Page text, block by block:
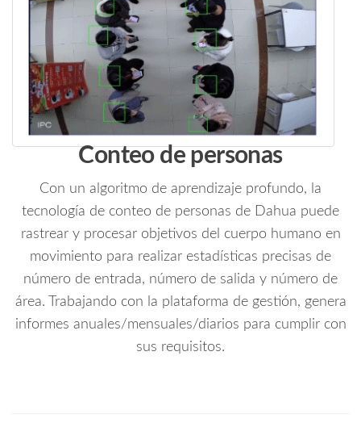
Conteo de personas
Con un algoritmo de aprendizaje profundo, la
tecnología de conteo de personas de Dahua puede
rastrear y procesar objetivos del cuerpo humano en
movimiento para realizar estadísticas precisas de
número de entrada, número de salida y número de
área. Trabajando con la plataforma de gestión, genera
informes anuales/mensuales/diarios para cumplir con
sus requisitos.